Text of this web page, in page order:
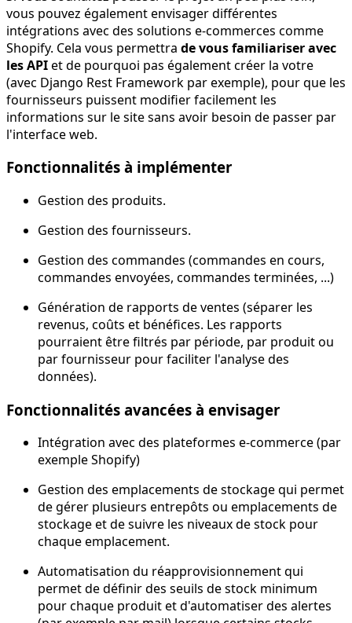
vous pouvez également envisager différentes
intégrations avec des solutions e-commerces comme
Shopify. Cela vous permettra de vous familiariser avec
les APIet de pourquoi pas également créer la votre
(avec Django Rest Framework par exemple), pour que les
fournisseurs puissent modifier facilement les
informations sur le site sans avoir besoin de passer par
l'interface web.
Fonctionnalités à implémenter
Gestion des produits.
Gestion des fournisseurs.
Gestion des commandes (commandes en cours,
commandes envoyées, commandes terminées, ...)
Génération de rapports de ventes (séparer les
revenus, coûts et bénéfices. Les rapports
pourraient être filtrés par période, par produit ou
par fournisseur pour faciliter l'analyse des
données).
Fonctionnalités avancées à envisager
Intégration avec des plateformes e-commerce (par
exemple Shopify)
Gestion des emplacements de stockage qui permet
de gérer plusieurs entrepôts ou emplacements de
stockage et de suivre les niveaux de stock pour
chaque emplacement.
Automatisation du réapprovisionnement qui
permet de définir des seuils de stock minimum
pour chaque produit et d'automatiser des alertes